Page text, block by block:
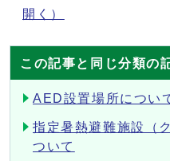
開く）
この記事と同じ分類の
AED設置場所につい
指定暑熱避難施設（
ついて